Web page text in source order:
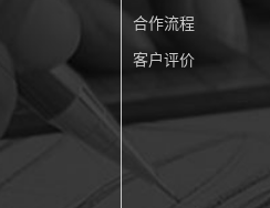
合作流程
客户评价